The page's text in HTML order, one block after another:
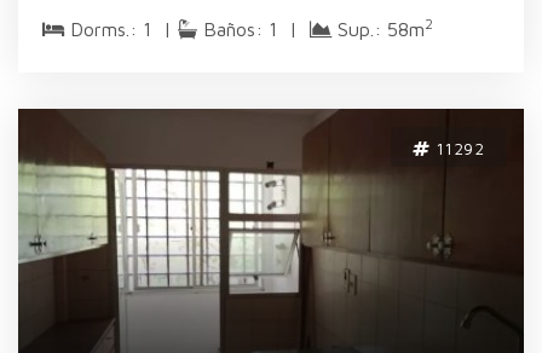
Dorms.: 1 | Baños: 1 | Sup.: 58m2
11292